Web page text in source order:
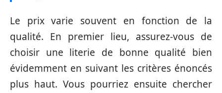
Le prix varie souvent en fonction de la
qualité. En premier lieu, assurez-vous de
choisir une literie de bonne qualité bien
évidemment en suivant les critères énoncés
plus haut. Vous pourriez ensuite chercher